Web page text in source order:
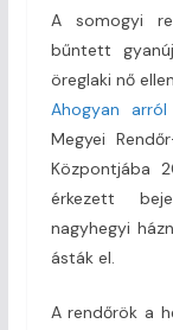
A somogyi
bűntett
öreglaki nő
Ahogyan
Megyei
Központjába
érkezett
nagyhegyi
ásták el.
A rendőrök a